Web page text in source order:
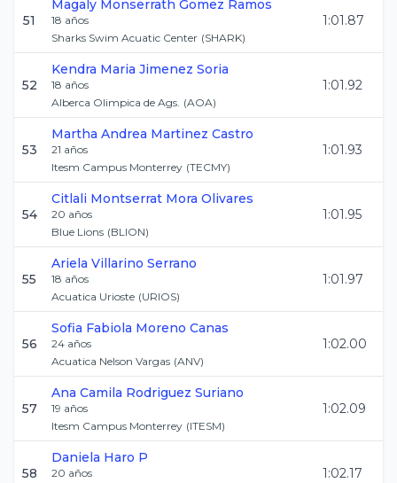
51
Magaly Monserrath Gomez Ramos
18 años
Sharks Swim Acuatic Center (SHARK)
1:01.87
52
Kendra Maria Jimenez Soria
18 años
Alberca Olimpica de Ags. (AOA)
1:01.92
53
Martha Andrea Martinez Castro
21 años
Itesm Campus Monterrey (TECMY)
1:01.93
54
Citlali Montserrat Mora Olivares
20 años
Blue Lions (BLION)
1:01.95
55
Ariela Villarino Serrano
18 años
Acuatica Urioste (URIOS)
1:01.97
56
Sofia Fabiola Moreno Canas
24 años
Acuatica Nelson Vargas (ANV)
1:02.00
57
Ana Camila Rodriguez Suriano
19 años
Itesm Campus Monterrey (ITESM)
1:02.09
58
Daniela Haro P
20 años
1:02.17